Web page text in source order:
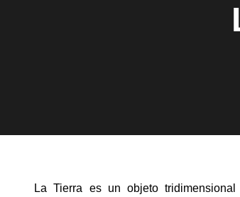
La Tierra es un objeto